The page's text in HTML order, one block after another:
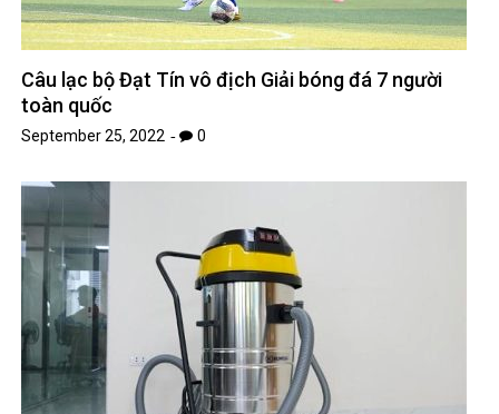
Câu lạc bộ Đạt Tín vô địch Giải bóng đá 7 người
toàn quốc
September 25, 2022 0